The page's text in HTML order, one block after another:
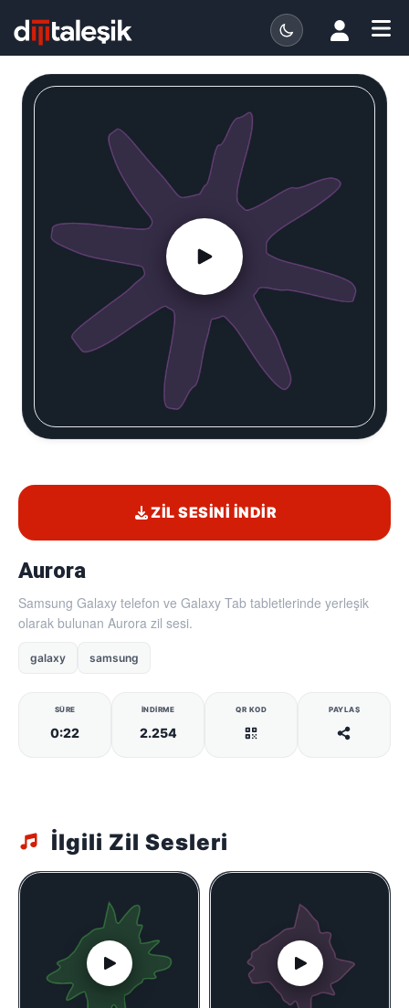
Aurora
Samsung Galaxy telefon ve Galaxy Tab tabletlerinde yerleşik
olarak bulunan Aurora zil sesi.
galaxy samsung
SÜRE
0:22
İNDIRME
2.254
QR KOD PAYLAŞ
ZIL SESINI İNDIR
İlgili Zil Sesleri